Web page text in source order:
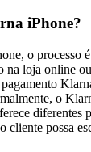
iPhone?
o processo
na loja online
o
diferentes
cliente possa